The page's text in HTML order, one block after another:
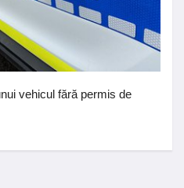
vehicul fără permis de